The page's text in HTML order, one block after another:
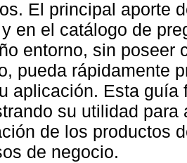
El principal aporte
en el catálogo de
entorno, sin poseer
pueda rápidamente
aplicación. Esta guía
su utilidad
de los productos
de negocio.